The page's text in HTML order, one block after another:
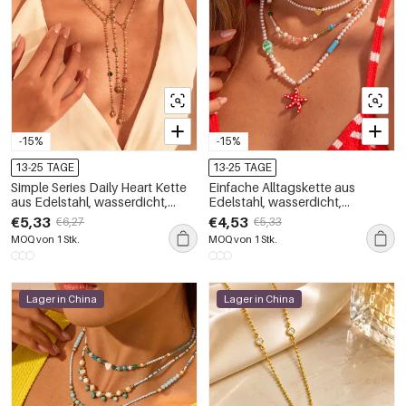
-15%
13-25 TAGE
Simple Series Daily Heart Kette
aus Edelstahl, wasserdicht,
goldfarben, Damenhalskette
€5,33 €6,27
MOQ von 1 Stk.
-15%
13-25 TAGE
Einfache Alltagskette aus
Edelstahl, wasserdicht,
goldfarben
€4,53 €5,33
MOQ von 1 Stk.
Lager in China Lager in China